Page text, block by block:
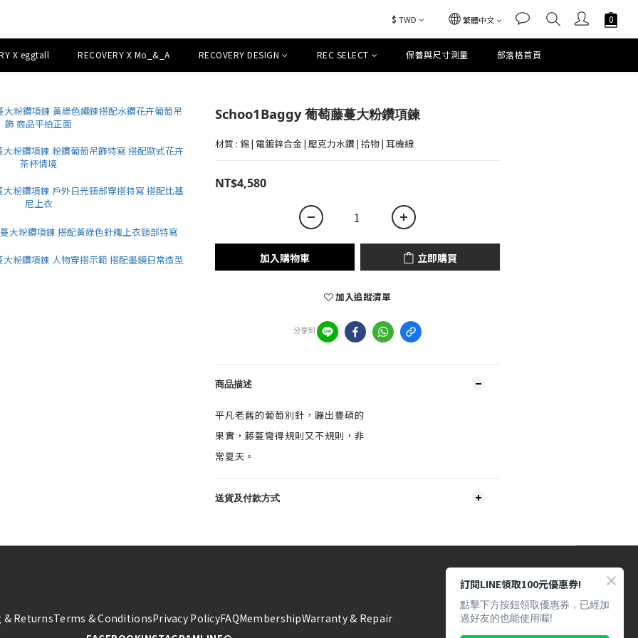
$ TWD 繁體中文
X eggtall RECOVERY X Mo_&_A RECOVERY DESIGN REC SELECT 保養與尺寸測量 部落格首頁
Schoo1Baggy 葡萄藤蔓大粉鑽項鍊
材質 : 錫 | 電鍍鋅合金 | 壓克力水鑽 | 拾物 | 耳機線
NT$4,580
加入購物車 立即購買
加入追蹤清單
分享到
商品描述
平凡老舊的葡萄別針，蹦出豐碩的
果實，藤蔓彎得規則又不規則，非
常夏天。
送貨及付款方式
ReturnsTerms & ConditionsPrivacy PolicyFAQMembershipWarranty & Repair
訂閱LINE領取100元優惠券!
點擊下方按鈕領取優惠券，已經加
過好友的也能使用喔!